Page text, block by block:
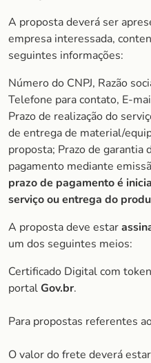
A proposta deverá ser
empresa interessada,
seguintes informações:
Número do CNPJ, Razão
Telefone para contato, E-
Prazo de realização do
de entrega de material/
proposta; Prazo de garantia
pagamento mediante
prazo de pagamento é
serviço ou entrega do
A proposta deve estar
um dos seguintes meios:
Certificado Digital com
portalGov.br.
Para propostas referentes
O valor do frete deverá